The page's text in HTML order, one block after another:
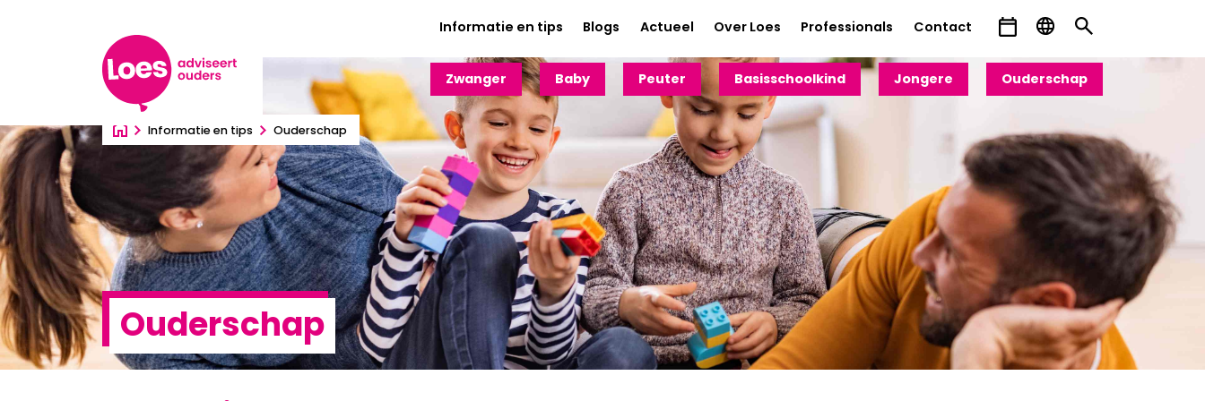
Informatie en tips Blogs Actueel Over Loes Professionals Contact
Zwanger Baby Peuter Basisschoolkind Jongere Ouderschap
Informatie en tips Ouderschap
Ouderschap